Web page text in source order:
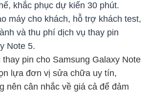
khắc phục dự kiến 30 phút.
máy cho khách, hỗ trợ khách test,
và thu phí dịch vụ thay pin
Note 5.
thay pin cho Samsung Galaxy Note
lựa đơn vị sửa chữa uy tín,
nên cân nhắc về giá cả để đảm